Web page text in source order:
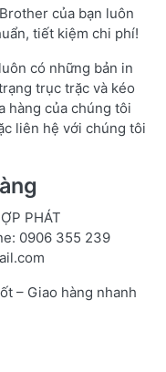
của bạn luôn
tiết kiệm chi phí!
có những bản in
trục trặc và kéo
hàng của chúng tôi
liên hệ với chúng tôi
PHÁT
0906 355 239
– Giao hàng nhanh